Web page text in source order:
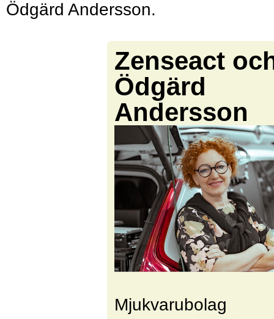
Ödgärd Andersson.
Zenseact
Ödgärd
Andersson
Mjukvarubolag